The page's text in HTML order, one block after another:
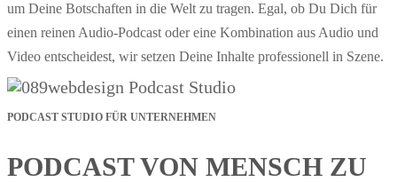
um Deine Botschaften in die Welt zu tragen. Egal, ob Du Dich für
einen reinen Audio-Podcast oder eine Kombination aus Audio und
Video entscheidest, wir setzen Deine Inhalte professionell in Szene.
PODCAST STUDIO FÜR UNTERNEHMEN
PODCAST VON MENSCH ZU